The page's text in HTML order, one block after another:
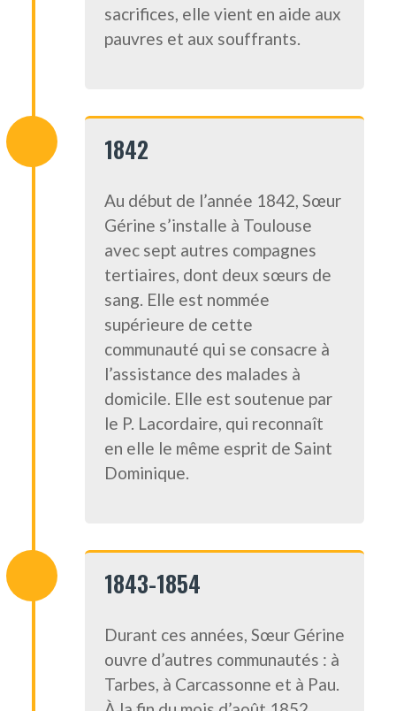
sacrifices, elle vient en aide aux
pauvres et aux souffrants.
1842
Au début de l’année 1842, Sœur
Gérine s’installe à Toulouse
avec sept autres compagnes
tertiaires, dont deux sœurs de
sang. Elle est nommée
supérieure de cette
communauté qui se consacre à
l’assistance des malades à
domicile. Elle est soutenue par
le P. Lacordaire, qui reconnaît
en elle le même esprit de Saint
Dominique.
1843-1854
Durant ces années, Sœur Gérine
ouvre d’autres communautés : à
Tarbes, à Carcassonne et à Pau.